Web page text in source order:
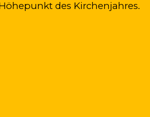
des Kirchenjahres.